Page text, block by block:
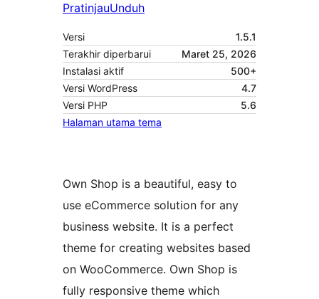
PratinjauUnduh
Versi
1.5.1
Terakhir diperbarui
Maret 25, 2026
Instalasi aktif
500+
Versi WordPress
4.7
Versi PHP
5.6
Halaman utama tema
Own Shop is a beautiful, easy to
use eCommerce solution for any
business website. It is a perfect
theme for creating websites based
on WooCommerce. Own Shop is
fully responsive theme which